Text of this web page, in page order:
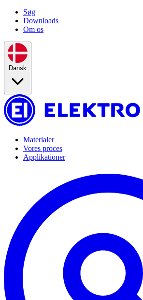
Søg
Downloads
Om os
Dansk
Materialer
Vores proces
Applikationer